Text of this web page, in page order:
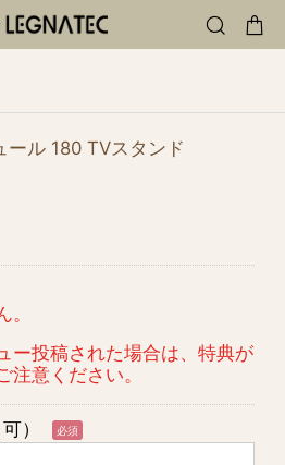
ール 180 TVスタンド
ー投稿された場合は、特典が
注意ください。
） 必須